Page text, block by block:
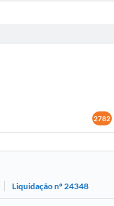
2782
Liquidação nº 24348